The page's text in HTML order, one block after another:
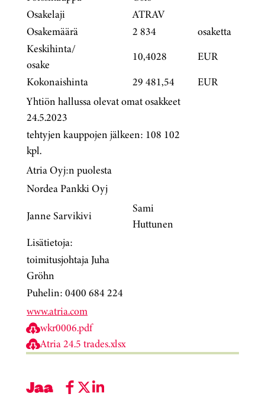
Osakelaji
ATRAV
Osakemäärä
2 834
osaketta
Keskihinta/
osake
10,4028
EUR
Kokonaishinta
29 481,54
EUR
Yhtiön hallussa olevat omat osakkeet
24.5.2023
tehtyjen kauppojen jälkeen: 108 102
kpl.
Atria Oyj:n puolesta
Nordea Pankki Oyj
Janne Sarvikivi
Sami
Huttunen
Lisätietoja:
toimitusjohtaja Juha
Gröhn
Puhelin: 0400 684 224
www.atria.com
wkr0006.pdf
Atria 24.5 trades.xlsx
Jaa